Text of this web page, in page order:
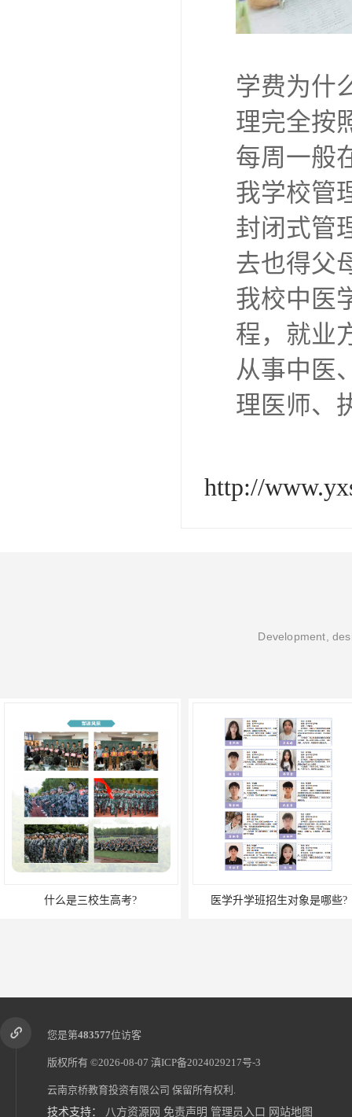
学费为什
理完全按
每周一般
我学校管
封闭式管
去也得父
我校中医
程，就业
从事中医
理医师、
http://
Development,
什么是三校生高考? 医学升学班招生对象是哪些?
您是第483577位访客
版权所有 ©2026-08-07 滇ICP备2024029217号-3
云南京桥教育投资有限公司 保留所有权利.
技术支持：
八方资源网 免责声明 管理员入口 网站地图